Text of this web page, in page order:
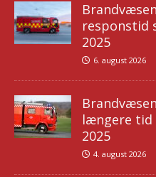
responstid
2025
6. august 2026
længere tid
2025
4. august 2026